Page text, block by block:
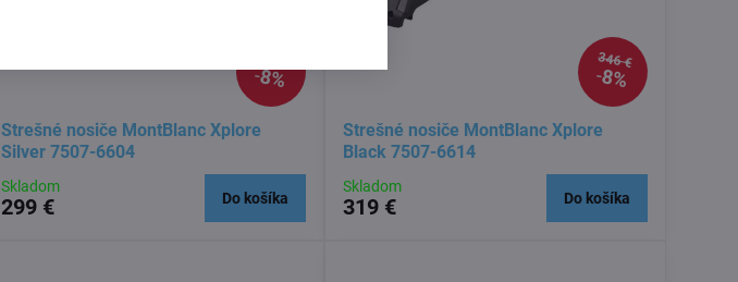
8%
Strešné nosiče MontBlanc Xplore
Silver 7507-6604
Skladom
299 € Do košíka
346 €
8%
Strešné nosiče MontBlanc Xplore
Black 7507-6614
Skladom
319 € Do košíka